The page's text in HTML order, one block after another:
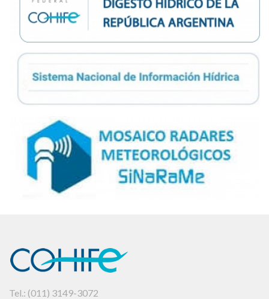
Tel.: (011) 3149-3072